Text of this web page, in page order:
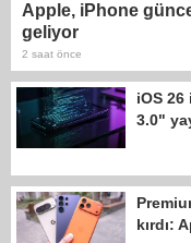
Apple, iPhone
geliyor
2 saat önce
iOS
3.0"
kırdı: